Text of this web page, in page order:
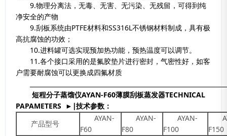
9.物理分离法，无毒、无害、无污染、无残留，可得到纯
净安全的产物
9.刮板系统由PTFE材料和SS316L不锈钢材料制成，具有极
高抗腐蚀的功效；
10.进料罐可选实现预加热功能，预热温度可以调节。
11.各个接口采用的是氟胶垫片进行密封，气密性好，如客
户需要耐腐蚀可以更换成四氟材质
短程分子蒸馏仪AYAN-F60薄膜刮板蒸发器TECHNICAL
PAPAMETERS ► ∣技术参数：
产品型号
AYAN-
F60
AYAN-
F80
AYAN-
F100
F150